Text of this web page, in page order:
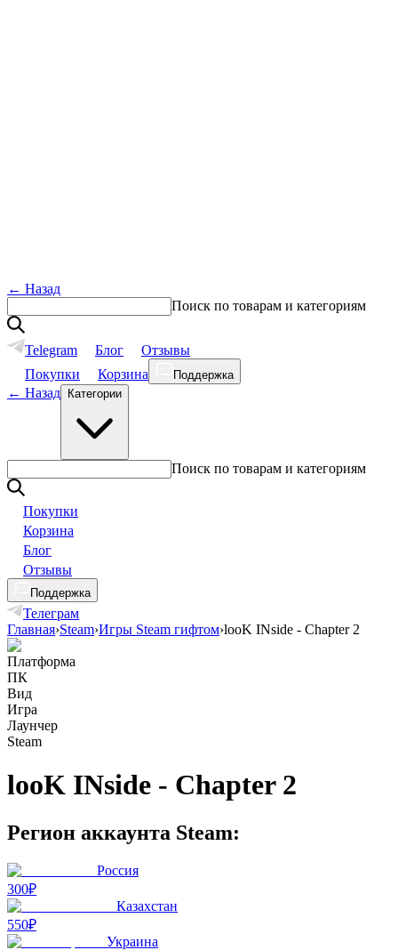
← Назад
Поиск по товарам и категориям
Telegram Блог
Отзывы
Покупки
Корзина Поддержка
← Назад Категории
Поиск по товарам и категориям
Покупки
Корзина
Блог
Отзывы
Поддержка
Телеграм
Главная›Steam›Игры Steam гифтом›looK INside - Chapter 2
Платформа
ПК
Вид
Игра
Лаунчер
Steam
looK INside - Chapter 2
Регион аккаунта Steam:
Россия
300₽
Казахстан
550₽
Украина